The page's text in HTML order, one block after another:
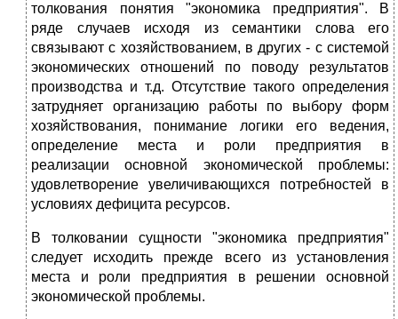
толкования понятия "экономика предприятия". В
ряде случаев исходя из семантики слова его
связывают с хозяйствованием, в других - с системой
экономических отношений по поводу результатов
производства и т.д. Отсутствие такого определения
затрудняет организацию работы по выбору форм
хозяйствования, понимание логики его ведения,
определение места и роли предприятия в
реализации основной экономической проблемы:
удовлетворение увеличивающихся потребностей в
условиях дефицита ресурсов.
В толковании сущности "экономика предприятия"
следует исходить прежде всего из установления
места и роли предприятия в решении основной
экономической проблемы.